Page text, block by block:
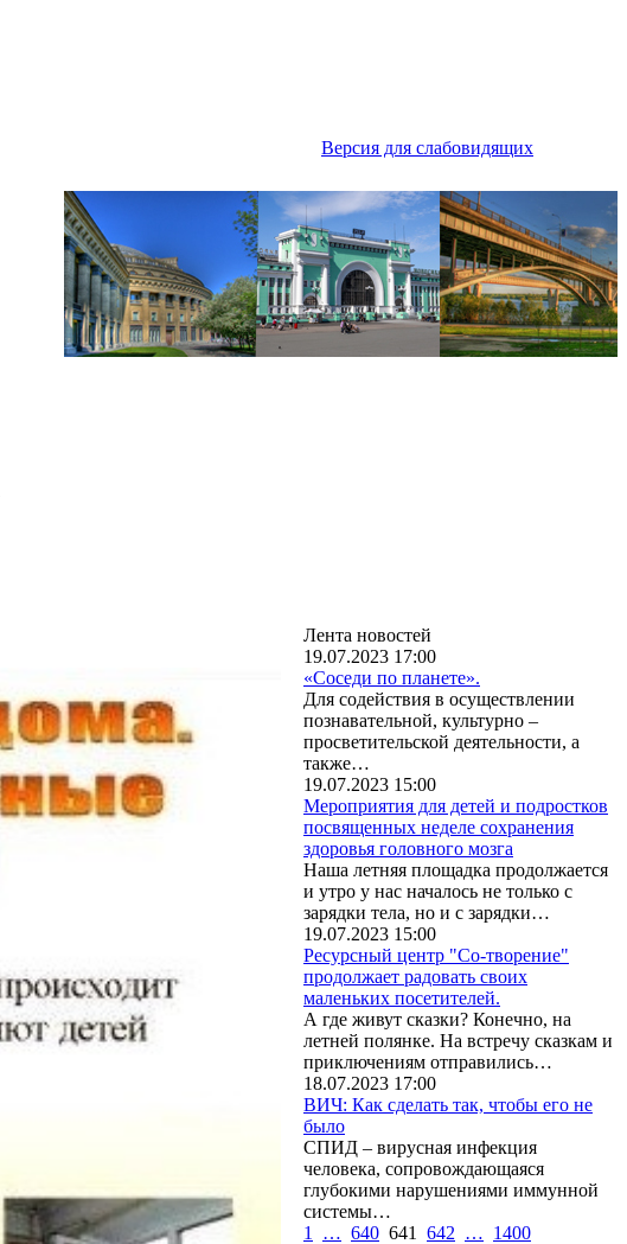
Версия для слабовидящих
Лента новостей
19.07.2023 17:00
«Соседи по планете».
Для содействия в осуществлении
познавательной, культурно –
просветительской деятельности, а
также…
19.07.2023 15:00
Мероприятия для детей и подростков
посвященных неделе сохранения
здоровья головного мозга
Наша летняя площадка продолжается
и утро у нас началось не только с
зарядки тела, но и с зарядки…
19.07.2023 15:00
Ресурсный центр "Со-творение"
продолжает радовать своих
маленьких посетителей.
А где живут сказки? Конечно, на
летней полянке. На встречу сказкам и
приключениям отправились…
18.07.2023 17:00
ВИЧ: Как сделать так, чтобы его не
было
СПИД – вирусная инфекция
человека, сопровождающаяся
глубокими нарушениями иммунной
системы…
1
… 640 641 642 … 1400